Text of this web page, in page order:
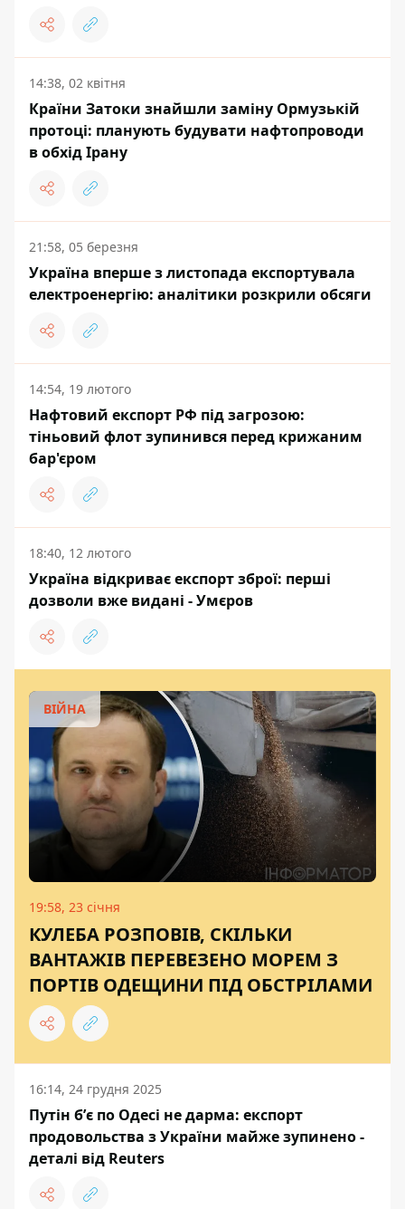
14:38, 02 квітня
Країни Затоки знайшли заміну Ормузькій
протоці: планують будувати нафтопроводи
в обхід Ірану
21:58, 05 березня
Україна вперше з листопада експортувала
електроенергію: аналітики розкрили обсяги
14:54, 19 лютого
Нафтовий експорт РФ під загрозою:
тіньовий флот зупинився перед крижаним
бар'єром
18:40, 12 лютого
Україна відкриває експорт зброї: перші
дозволи вже видані - Умєров
ВІЙНА
19:58, 23 січня
КУЛЕБА РОЗПОВІВ, СКІЛЬКИ
ВАНТАЖІВ ПЕРЕВЕЗЕНО МОРЕМ З
ПОРТІВ ОДЕЩИНИ ПІД ОБСТРІЛАМИ
16:14, 24 грудня 2025
Путін бʼє по Одесі не дарма: експорт
продовольства з України майже зупинено -
деталі від Reuters